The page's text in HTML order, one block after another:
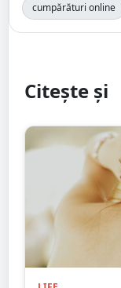
cumpărături online
Citește și